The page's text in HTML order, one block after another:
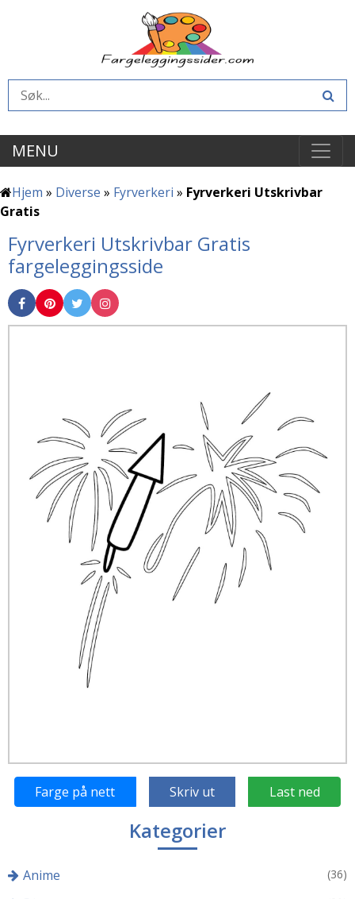
MENU
Hjem » Diverse » Fyrverkeri » Fyrverkeri Utskrivbar
Gratis
Fyrverkeri Utskrivbar Gratis
fargeleggingsside
Farge på nett Skriv ut Last ned
Kategorier
Anime (36)